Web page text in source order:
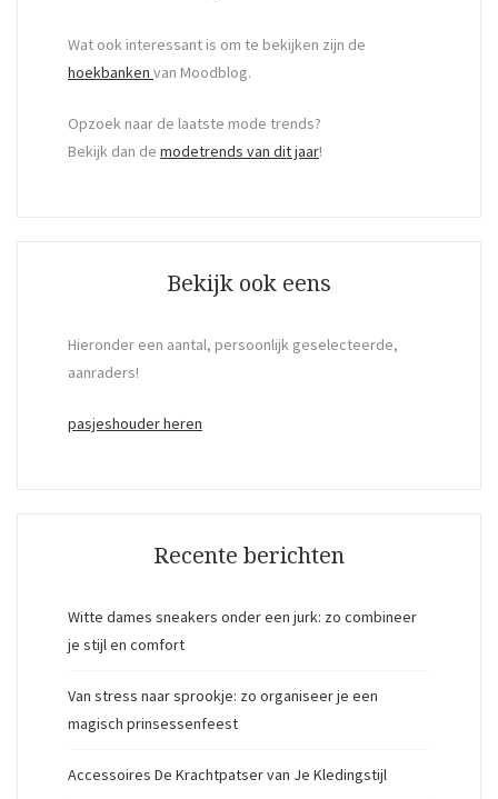
Wat ook interessant is om te bekijken zijn de
hoekbanken van Moodblog.
Opzoek naar de laatste mode trends?
Bekijk dan de modetrends van dit jaar!
Bekijk ook eens
Hieronder een aantal, persoonlijk geselecteerde,
aanraders!
pasjeshouder heren
Recente berichten
Witte dames sneakers onder een jurk: zo combineer
je stijl en comfort
Van stress naar sprookje: zo organiseer je een
magisch prinsessenfeest
Accessoires De Krachtpatser van Je Kledingstijl